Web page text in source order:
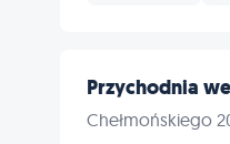
Przychodnia
Chełmońskiego